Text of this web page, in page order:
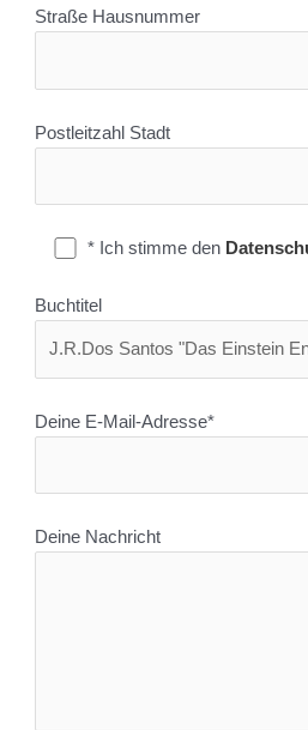
Straße Hausnummer
Postleitzahl Stadt
* Ich stimme den
Buchtitel
Deine E-Mail-Adresse*
Deine Nachricht